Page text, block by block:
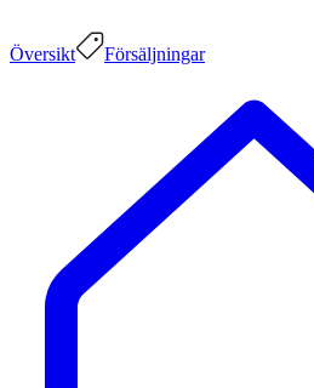
Översikt Försäljningar